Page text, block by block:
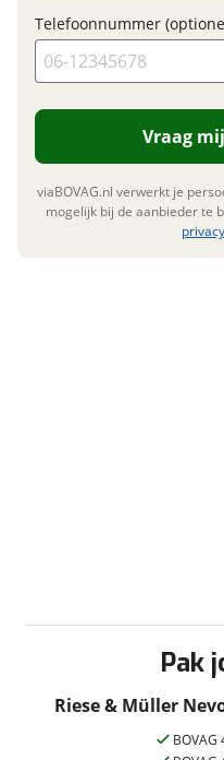
Garanties
BOVAG Garantie
Pak
Riese & Müller
Dames LunarBOVAG
Telefoonnummer
Vraag
viaBOVAG.nl verwerkt je
mogelijk bij de aanbieder te